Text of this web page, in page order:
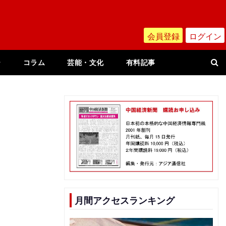
会員登録 ログイン
コラム 芸能・文化 有料記事
月間アクセスランキング